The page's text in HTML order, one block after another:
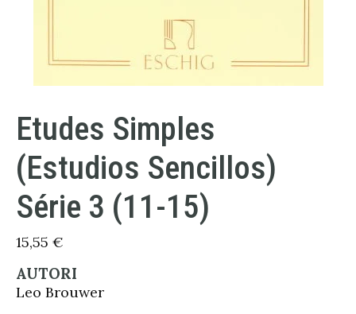
Etudes Simples
(Estudios Sencillos)
Série 3 (11-15)
15,55 €
AUTORI
Leo Brouwer